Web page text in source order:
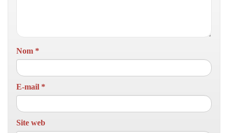
Nom *
E-mail *
Site web